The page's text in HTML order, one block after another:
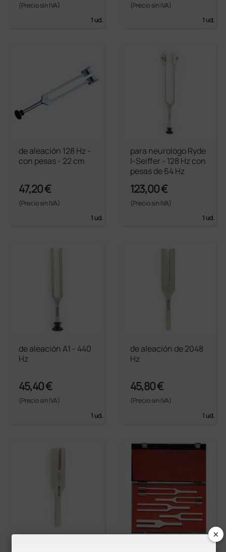
(Precio sin IVA)
1 ud.
(Precio sin IVA)
1 ud.
de aleación 128 Hz -
con pesas - 22 cm
47,20 €
(Precio sin IVA)
1 ud.
para neurologo Ryde
l-Seiffer - 128 Hz con
pesas de 64 Hz
123,00 €
(Precio sin IVA)
1 ud.
de aleación A1 - 440
Hz
45,40 €
(Precio sin IVA)
1 ud.
de aleación de 2048
Hz
45,80 €
(Precio sin IVA)
1 ud.
×